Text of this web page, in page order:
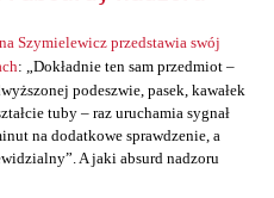
Szymielewicz przedstawia swój
: „Dokładnie ten sam przedmiot –
podeszwie, pasek, kawałek
tuby – raz uruchamia sygnał
na dodatkowe sprawdzenie, a
A jaki absurd nadzoru